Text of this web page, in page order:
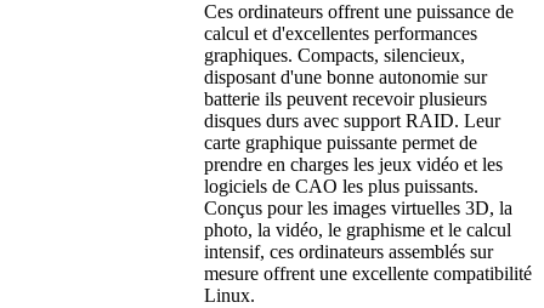
Ces ordinateurs offrent une puissance de
calcul et d'excellentes performances
graphiques. Compacts, silencieux,
disposant d'une bonne autonomie sur
batterie ils peuvent recevoir plusieurs
disques durs avec support RAID. Leur
carte graphique puissante permet de
prendre en charges les jeux vidéo et les
logiciels de CAO les plus puissants.
Conçus pour les images virtuelles 3D, la
photo, la vidéo, le graphisme et le calcul
intensif, ces ordinateurs assemblés sur
mesure offrent une excellente compatibilité
Linux.